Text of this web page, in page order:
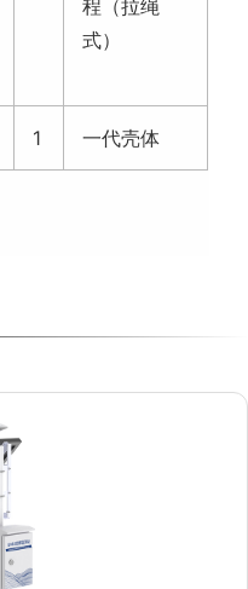
程（拉绳
式）
1 一代壳体